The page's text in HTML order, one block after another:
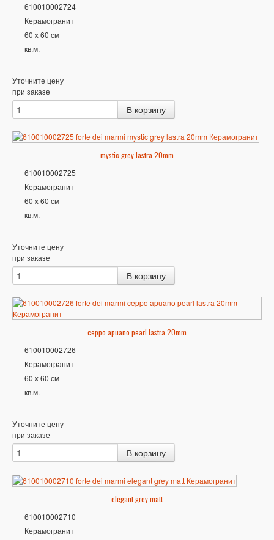
610010002724
Керамогранит
60 x 60 см
кв.м.
Уточните цену
при заказе
mystic grey lastra 20mm
610010002725
Керамогранит
60 x 60 см
кв.м.
Уточните цену
при заказе
ceppo apuano pearl lastra 20mm
610010002726
Керамогранит
60 x 60 см
кв.м.
Уточните цену
при заказе
elegant grey matt
610010002710
Керамогранит